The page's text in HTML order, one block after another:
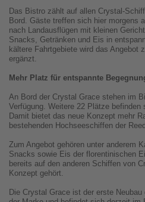
Das Bistro zählt auf allen Crystal-
Bord. Gäste treffen sich hier morgens
nach Landausflügen mit kleinen
Snacks, Getränken und Eis in
kältere Fahrtgebiete wird das Angebot
ergänzt.
Mehr Platz für entspannte
An Bord der Crystal Grace stehen im
Verfügung. Weitere 22 Plätze
Damit bietet das neue Konzept mehr
bestehenden Hochseeschiffen der
Zum Angebot gehören unter anderem
Snacks sowie Eis der florentinischen
bereits auf den anderen Schiffen von
Konzept gehört.
Die Crystal Grace ist der erste